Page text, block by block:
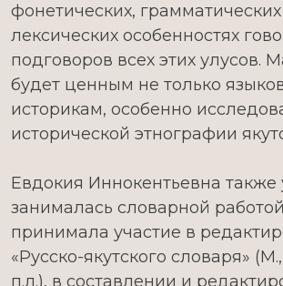
фонетических,
лексических особенностях
подговоров всех этих улусов.
будет ценным не только
историкам, особенно
исторической этнографии
Евдокия Иннокентьевна также
занималась словарной
принимала участие в
«Русско-якутского словаря» (М.,
п.л.), в составлении и